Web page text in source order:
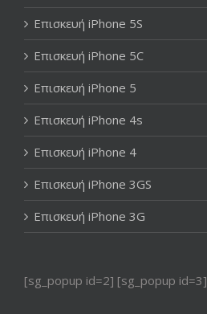
Επισκευή iPhone 5S
Επισκευή iPhone 5C
Επισκευή iPhone 5
Επισκευή iPhone 4s
Επισκευή iPhone 4
Επισκευή iPhone 3GS
Επισκευή iPhone 3G
[sg_popup id=2] [sg_popup id=3]